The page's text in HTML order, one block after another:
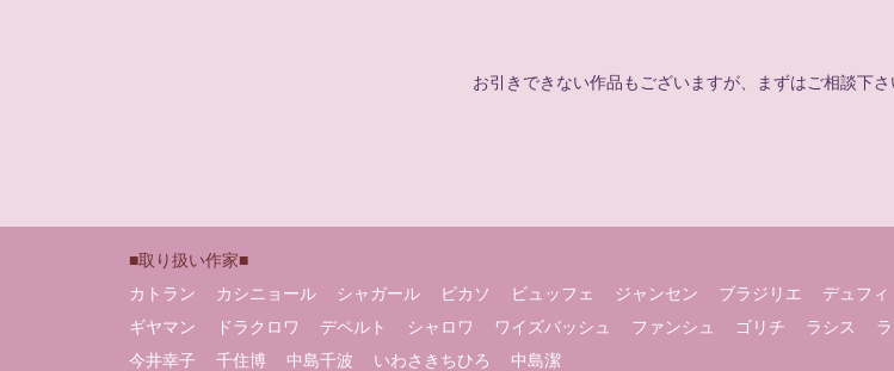
お引きできない作品もございますが、まずはご相談下
■取り扱い作家■
カトラン
カシニョール シャガール ピカソ ビュッフェ ジャンセン ブラジリエ デュフィ
ギヤマン
ドラクロワ デペルト シャロワ ワイズバッシュ ファンシュ ゴリチ ラシス
今井幸子
千住博 中島千波 いわさきちひろ 中島潔